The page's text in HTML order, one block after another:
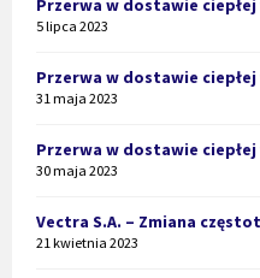
Przerwa w dostawie ciepłej
5 lipca 2023
Przerwa w dostawie ciepłej
31 maja 2023
Przerwa w dostawie ciepłej
30 maja 2023
Vectra S.A. – Zmiana
21 kwietnia 2023